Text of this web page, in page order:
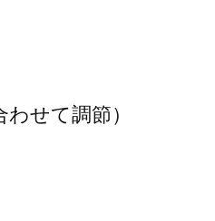
せて調節）